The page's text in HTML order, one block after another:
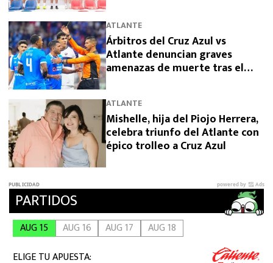
ATLANTE
Árbitros del Cruz Azul vs
Atlante denuncian graves
amenazas de muerte tras el
ATLANTE
Mishelle, hija del Piojo Herrera,
celebra triunfo del Atlante con
épico trolleo a Cruz Azul